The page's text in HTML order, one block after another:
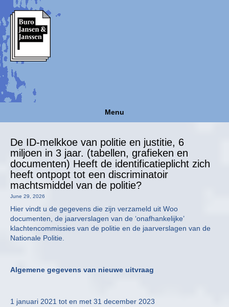
Menu
De ID-melkkoe van politie en justitie, 6
miljoen in 3 jaar. (tabellen, grafieken en
documenten) Heeft de identificatieplicht zich
heeft ontpopt tot een discriminatoir
machtsmiddel van de politie?
June 29, 2026
Hier vindt u de gegevens die zijn verzameld uit Woo
documenten, de jaarverslagen van de ‘onafhankelijke’
klachtencommissies van de politie en de jaarverslagen van de
Nationale Politie.
Algemene gegevens van nieuwe uitvraag
1 januari 2021 tot en met 31 december 2023